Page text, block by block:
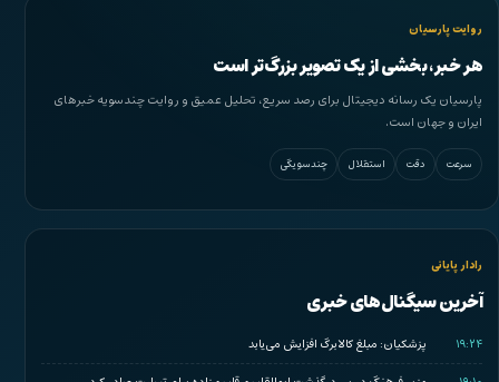
روایت پارسیان
هر خبر، بخشی از یک تصویر بزرگ‌تر است
پارسیان یک رسانه دیجیتال برای رصد سریع، تحلیل عمیق و روایت چندسویه خبرهای
ایران و جهان است.
سرعت دقت استقلال چندسویگی
رادار پایانی
آخرین سیگنال‌های خبری
۱۹:۲۴ پزشکیان: مبلغ کالابرگ افزایش می‌یابد